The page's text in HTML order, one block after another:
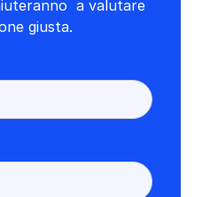
a valutare
giusta.